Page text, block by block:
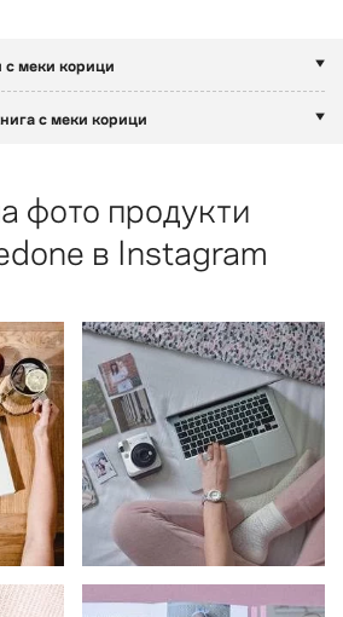
меки корици
с меки корици
фото продукти
в Instagram